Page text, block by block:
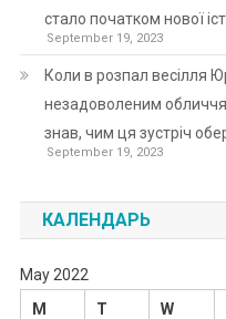
стало початком нової
September 19, 2023
Коли в розпал весілля
незадоволеним
знав, чим ця зустріч
September 19, 2023
КАЛЕНДАРЬ
May 2022
M
T W